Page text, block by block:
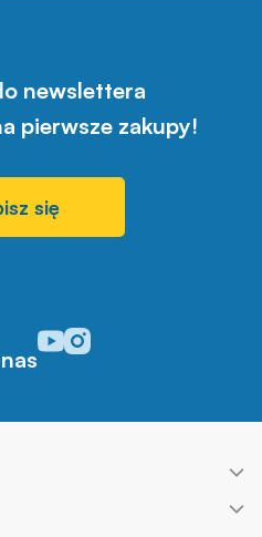
newslettera
pierwsze zakupy!
się
Odwiedź nasz profil w
Odwiedź nasz profil w